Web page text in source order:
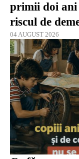
primii doi ani
riscul de
04 AUGUST 2026